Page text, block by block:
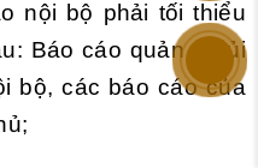
nội bộ phải tối thiểu
Báo cáo quản trị rủi
bộ, các báo cáo của